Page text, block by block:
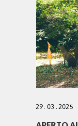
29 . 03 . 2025